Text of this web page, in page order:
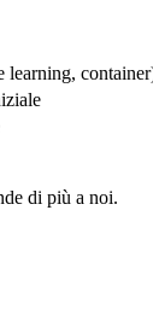
learning,
di più a noi.